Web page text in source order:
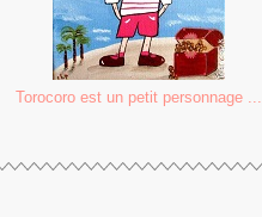
Torocoro est un petit personnage ...